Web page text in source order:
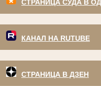
СТРАНИЦА СУДА В
КАНАЛ НА RUTUBE
СТРАНИЦА В ДЗЕН